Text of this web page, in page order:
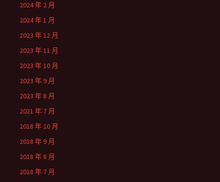
2024 年 2 月
2024 年 1 月
2023 年 12 月
2023 年 11 月
2023 年 10 月
2023 年 9 月
2023 年 8 月
2021 年 7 月
2018 年 10 月
2018 年 9 月
2018 年 8 月
2018 年 7 月